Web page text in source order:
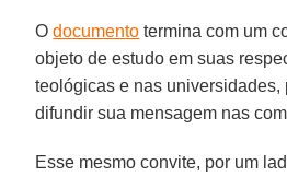
Odocumento termina com um
objeto de estudo em suas
teológicas e nas universidades,
difundir sua mensagem nas
Esse mesmo convite, por um